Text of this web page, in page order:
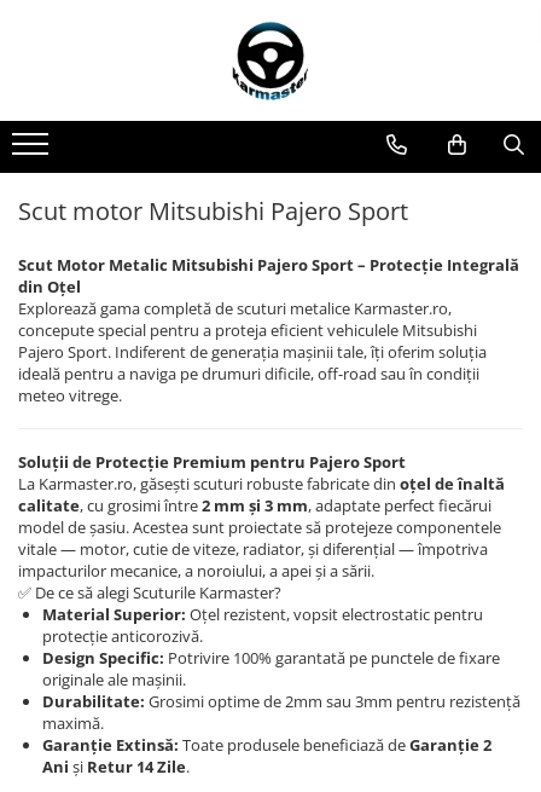
Accesorii carlige de remorcare
Accesorii cutii portbagaj
Amortizoare osie remorci
Cabluri de frana remorci
Cuple remorci
Saboti frana remorci
Carlige de remorcare
Carlige Alfa Romeo
Carlige Audi
Carlige Bmw
Carlige BYD
Carlige Cadillac
Carlige Chery
Carlige Chevrolet
Carlige Chrysler
Carlige Citroen
Carlige Dacia
Scut motor Mitsubishi Pajero Sport
Scut Motor Metalic Mitsubishi Pajero Sport – Protecție Integrală
din Oțel
Explorează gama completă de scuturi metalice Karmaster.ro,
concepute special pentru a proteja eficient vehiculele Mitsubishi
Pajero Sport. Indiferent de generația mașinii tale, îți oferim soluția
ideală pentru a naviga pe drumuri dificile, off-road sau în condiții
meteo vitrege.
Soluții de Protecție Premium pentru Pajero Sport
La Karmaster.ro, găsești scuturi robuste fabricate din oțel de înaltă
calitate, cu grosimi între2 mm și 3 mm, adaptate perfect fiecărui
model de șasiu. Acestea sunt proiectate să protejeze componentele
vitale — motor, cutie de viteze, radiator, și diferențial — împotriva
impacturilor mecanice, a noroiului, a apei și a sării.
✅ De ce să alegi Scuturile Karmaster?
Material Superior: Oțel rezistent, vopsit electrostatic pentru
protecție anticorozivă.
Design Specific: Potrivire 100% garantată pe punctele de fixare
originale ale mașinii.
Durabilitate: Grosimi optime de 2mm sau 3mm pentru rezistență
maximă.
Garanție Extinsă: Toate produsele beneficiază deGaranție 2
Ani și Retur 14 Zile.